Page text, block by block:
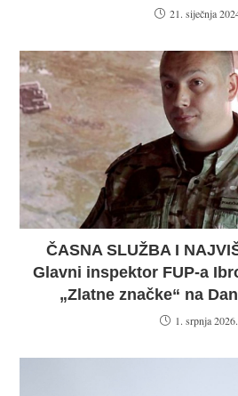
21. siječnja
ČASNA SLUŽBA I
Glavni inspektor FUP-a
„Zlatne značke“ na
1. srpnja 2026.